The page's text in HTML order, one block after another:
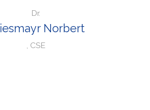
Dr.
Norbert
, CSE